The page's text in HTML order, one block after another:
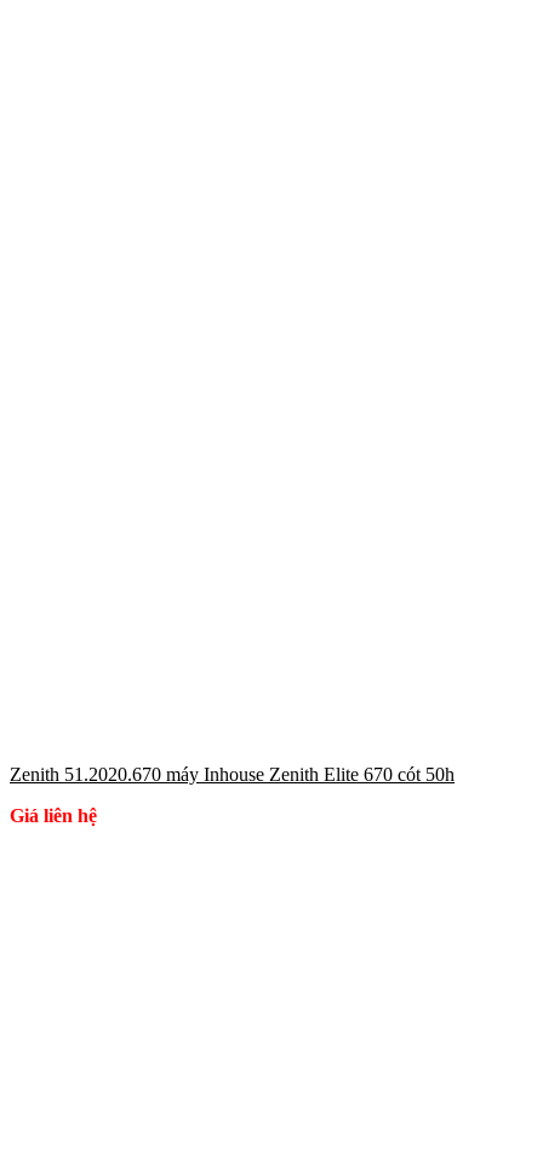
Zenith 51.2020.670 máy Inhouse Zenith Elite 670 cót 50h
Giá liên hệ